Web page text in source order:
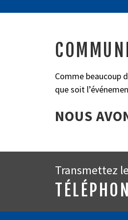
Comme beaucoup
que soit
NOUS
Transmettez